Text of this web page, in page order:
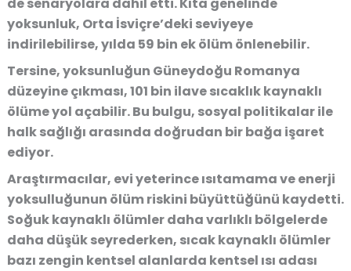
de senaryolara dahil etti. Kıta genelinde
yoksunluk, Orta İsviçre’deki seviyeye
indirilebilirse, yılda 59 bin ek ölüm önlenebilir.
Tersine, yoksunluğun Güneydoğu Romanya
düzeyine çıkması, 101 bin ilave sıcaklık kaynaklı
ölüme yol açabilir. Bu bulgu, sosyal politikalar ile
halk sağlığı arasında doğrudan bir bağa işaret
ediyor.
Araştırmacılar, evi yeterince ısıtamama ve enerji
yoksulluğunun ölüm riskini büyüttüğünü kaydetti.
Soğuk kaynaklı ölümler daha varlıklı bölgelerde
daha düşük seyrederken, sıcak kaynaklı ölümler
bazı zengin kentsel alanlarda kentsel ısı adası